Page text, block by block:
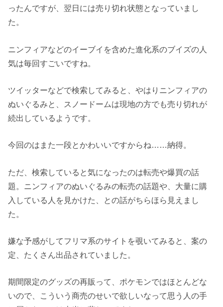
ったんですが、翌日には売り切れ状態となっていまし
た。
ニンフィアなどのイーブイを含めた進化系のブイズの人
気は毎回すごいですね。
ツイッターなどで検索してみると、やはりニンフィアの
ぬいぐるみと、スノードームは現地の方でも売り切れが
続出しているようです。
今回のはまた一段とかわいいですからね……納得。
ただ、検索していると気になったのは転売や爆買の話
題。ニンフィアのぬいぐるみの転売の話題や、大量に購
入している人を見かけた、との話がちらほら見えまし
た。
嫌な予感がしてフリマ系のサイトを覗いてみると、案の
定、たくさん出品されていました。
期間限定のグッズの再販って、ポケモンではほとんどな
いので、こういう商売のせいで欲しいなって思う人の手